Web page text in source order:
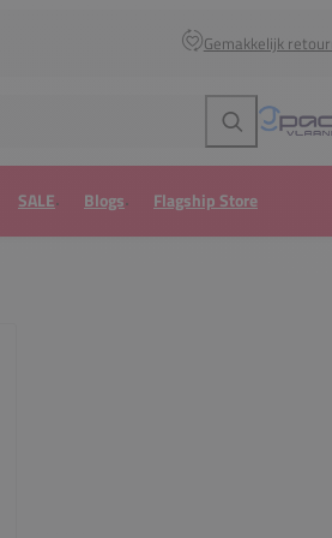
Gemakkelijk
Zoeken
SALE Blogs Flagship Store